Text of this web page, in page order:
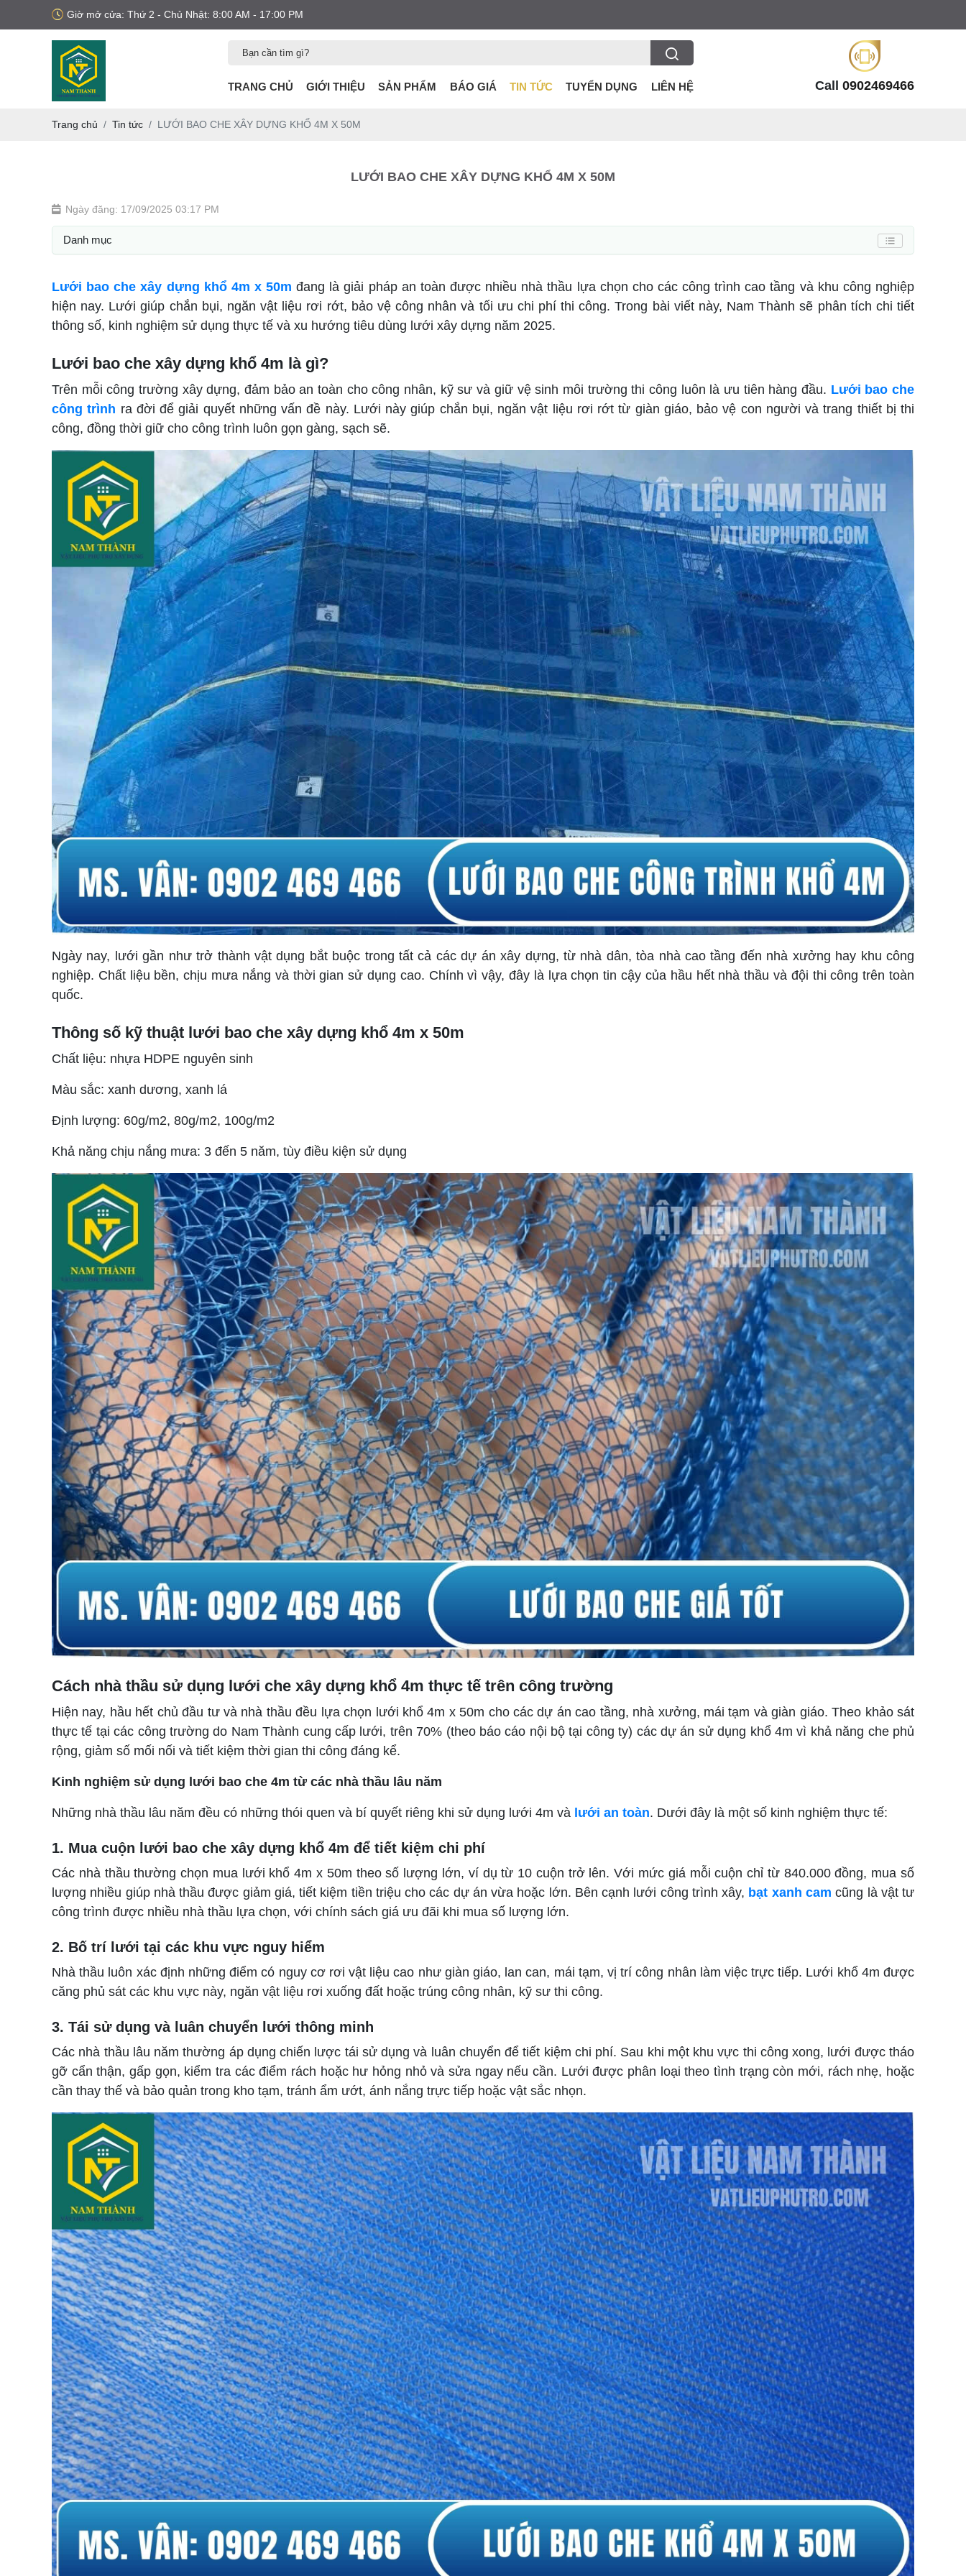
Giờ mở cửa: Thứ 2 - Chủ Nhật: 8:00 AM - 17:00 PM
TRANG CHỦ GIỚI THIỆU SẢN PHẨM BÁO GIÁ TIN TỨC TUYỂN DỤNG LIÊN HỆ Call 0902469466
Trang chủ Tin tức LƯỚI BAO CHE XÂY DỰNG KHỔ 4M X 50M
LƯỚI BAO CHE XÂY DỰNG KHỔ 4M X 50M
Ngày đăng: 17/09/2025 03:17 PM
Danh mục
Lưới bao che xây dựng khổ 4m x 50m đang là giải pháp an toàn được nhiều nhà thầu lựa chọn cho các công trình cao tầng và khu công nghiệp
hiện nay. Lưới giúp chắn bụi, ngăn vật liệu rơi rớt, bảo vệ công nhân và tối ưu chi phí thi công. Trong bài viết này, Nam Thành sẽ phân tích chi tiết
thông số, kinh nghiệm sử dụng thực tế và xu hướng tiêu dùng lưới xây dựng năm 2025.
Lưới bao che xây dựng khổ 4m là gì?
Trên mỗi công trường xây dựng, đảm bảo an toàn cho công nhân, kỹ sư và giữ vệ sinh môi trường thi công luôn là ưu tiên hàng đầu. Lưới bao che
công trình ra đời để giải quyết những vấn đề này. Lưới này giúp chắn bụi, ngăn vật liệu rơi rớt từ giàn giáo, bảo vệ con người và trang thiết bị thi
công, đồng thời giữ cho công trình luôn gọn gàng, sạch sẽ.
Ngày nay, lưới gần như trở thành vật dụng bắt buộc trong tất cả các dự án xây dựng, từ nhà dân, tòa nhà cao tầng đến nhà xưởng hay khu công
nghiệp. Chất liệu bền, chịu mưa nắng và thời gian sử dụng cao. Chính vì vậy, đây là lựa chọn tin cậy của hầu hết nhà thầu và đội thi công trên toàn
quốc.
Thông số kỹ thuật lưới bao che xây dựng khổ 4m x 50m
Chất liệu: nhựa HDPE nguyên sinh
Màu sắc: xanh dương, xanh lá
Định lượng: 60g/m2, 80g/m2, 100g/m2
Khả năng chịu nắng mưa: 3 đến 5 năm, tùy điều kiện sử dụng
Cách nhà thầu sử dụng lưới che xây dựng khổ 4m thực tế trên công trường
Hiện nay, hầu hết chủ đầu tư và nhà thầu đều lựa chọn lưới khổ 4m x 50m cho các dự án cao tầng, nhà xưởng, mái tạm và giàn giáo. Theo khảo sát
thực tế tại các công trường do Nam Thành cung cấp lưới, trên 70% (theo báo cáo nội bộ tại công ty) các dự án sử dụng khổ 4m vì khả năng che phủ
rộng, giảm số mối nối và tiết kiệm thời gian thi công đáng kể.
Kinh nghiệm sử dụng lưới bao che 4m từ các nhà thầu lâu năm
Những nhà thầu lâu năm đều có những thói quen và bí quyết riêng khi sử dụng lưới 4m và lưới an toàn. Dưới đây là một số kinh nghiệm thực tế:
1. Mua cuộn lưới bao che xây dựng khổ 4m để tiết kiệm chi phí
Các nhà thầu thường chọn mua lưới khổ 4m x 50m theo số lượng lớn, ví dụ từ 10 cuộn trở lên. Với mức giá mỗi cuộn chỉ từ 840.000 đồng, mua số
lượng nhiều giúp nhà thầu được giảm giá, tiết kiệm tiền triệu cho các dự án vừa hoặc lớn. Bên cạnh lưới công trình xây, bạt xanh cam cũng là vật tư
công trình được nhiều nhà thầu lựa chọn, với chính sách giá ưu đãi khi mua số lượng lớn.
2. Bố trí lưới tại các khu vực nguy hiểm
Nhà thầu luôn xác định những điểm có nguy cơ rơi vật liệu cao như giàn giáo, lan can, mái tạm, vị trí công nhân làm việc trực tiếp. Lưới khổ 4m được
căng phủ sát các khu vực này, ngăn vật liệu rơi xuống đất hoặc trúng công nhân, kỹ sư thi công.
3. Tái sử dụng và luân chuyển lưới thông minh
Các nhà thầu lâu năm thường áp dụng chiến lược tái sử dụng và luân chuyển để tiết kiệm chi phí. Sau khi một khu vực thi công xong, lưới được tháo
gỡ cẩn thận, gấp gọn, kiểm tra các điểm rách hoặc hư hỏng nhỏ và sửa ngay nếu cần. Lưới được phân loại theo tình trạng còn mới, rách nhẹ, hoặc
cần thay thế và bảo quản trong kho tạm, tránh ẩm ướt, ánh nắng trực tiếp hoặc vật sắc nhọn.